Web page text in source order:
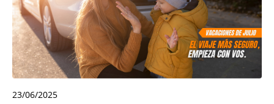
23/06/2025